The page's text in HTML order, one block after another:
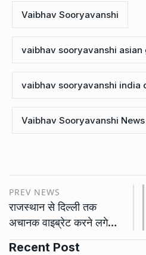
Vaibhav Sooryavanshi
vaibhav sooryavanshi asian
vaibhav sooryavanshi india
Vaibhav Sooryavanshi News
PREV NEWS
राजस्थान से दिल्ली तक
अचानक वाइब्रेट करने लगे…
Recent Post